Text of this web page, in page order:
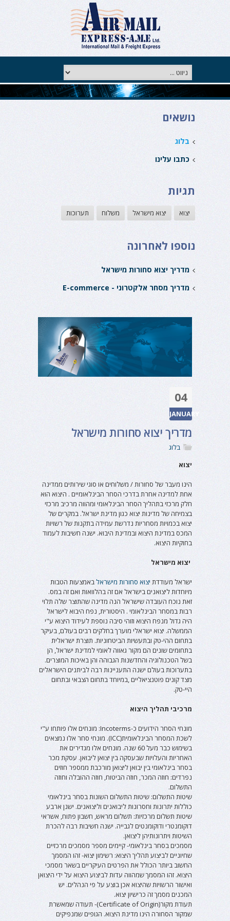
נושאים
בלוג
כתבו עלינו
תגיות
יצוא יצוא מישראל משלוח תערוכות
נוספו לאחרונה
מדריך יצוא סחורות מישראל
מדריך מסחר אלקטרוני - E-commerce
04
JANUARY
מדריך יצוא סחורות מישראל
בלוג
יצוא
הינו מעבר של סחורות / משלוחים או סוגי שירותים ממדינה
אחת למדינה אחרת בדרכי הסחר הבינלאומיים . היצוא הוא
חלק מרכזי בתהליך הסחר הבינלאומי ומהווה מרכיב מרכזי
בצמיחה של מדינות יצוא כגון מדינת ישראל. במקרים של
יצוא בכמויות מסחריות נדרשת עמידה בתקנות של רשויות
המכס במדינת היצוא ובמדינת היבוא. ישנה חשיבות לעמוד
בחוקיות היצוא.
יצוא מישראל
ישראל מעודדת יצוא סחורות מישראל באמצעות הטבות
מיוחדות ליצואנים בישראל אם זה בהלוואות ואם זה במס.
זאת נוכח העובדה שישראל הנה מדינה שהתוצר שלה תלוי
רבות במסחר הבינלאומי . היסטורית, נפח היבוא לישראל
היה גדול מנפח היצוא וזוהי סיבה נוספת לעידוד היצוא ע"י
הממשלה. יצוא ישראלי מוערך בחלקים רבים בעולם, בעיקר
בתחום ההי-טק ובתעשיות הביטחוניות. תוצרת ישראלית
בתחומים שונים הם מקור גאווה לאומי למדינת ישראל, הן
בשל הטכנולוגיה והחדשנות הגבוהה והן באיכות המוצרים.
בתערוכות בעולם ישנה התעניינות רבה לביתנים הישראלים
מצד קונים פוטנציאליים ,במיוחד בתחום הצבאי ובתחום
היי-טק.
מרכיבי תהליך היצוא
מונחי הסחר הידועים כ-Incoterms: מונחים אלו פותחו ע"י
לשכת המסחר הבינלאומית(ICC). מונחי סחר אלו נמצאים
בשימוש כבר מעל 60 שנה. מונחים אלו מגדירים את
האחריות והעלויות שבעסקה בין יצואן ליבואן. עסקת מכר
בסחר בינלאומי בין יבואן ליצואן מורכבת ממספר חוזים
נפרדים: חוזה המכר, חוזה הביטוח, חוזה ההובלה וחוזה
התשלום.
שיטות התשלום: שיטות התשלום השונות בסחר בינלאומי
כוללות יתרונות וחסרונות ליבואנים וליצואנים. ישנן ארבע
שיטות תשלום מרכזיות: תשלום מראש, חשבון פתוח, אשראי
דוקומנטרי ודוקומנטים לגבייה. ישנה חשיבות רבה להכרת
השיטות ויתרונותיהן ליצואן.
מסמכים בסחר בינלאומי- קיימים מספר מסמכים מרכזיים
שחיוניים לביצוע תהליך היצוא: רשימון יצוא- זהו המסמך
החשוב ביותר הכולל את הפרטים העיקריים בשאר מסמכי
היצוא. זהו המסמך שמהווה עדות לביצוע היצוא על ידי היצואן
ואישור הרשויות שהיצוא אכן בוצע על פי הנהלים. יש
המכנים מסמך זה כרישיון יצוא.
תעודת מקור(Certificate of Origin)- תעודה שמאשרת
שמקור הסחורה הינו מדינת היצוא. הגופים שמנפיקים